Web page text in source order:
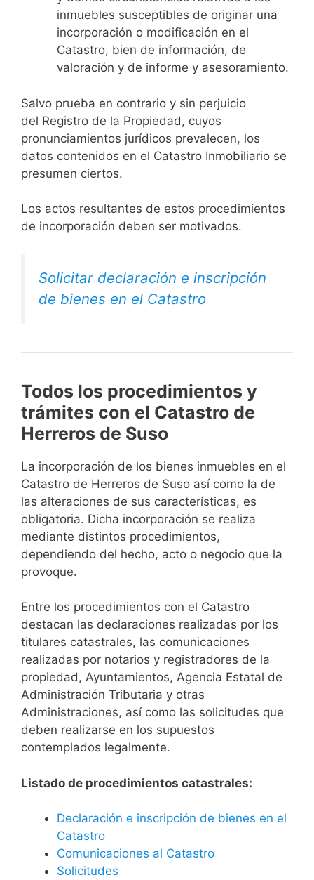
inmuebles susceptibles de originar una
incorporación o modificación en el
Catastro, bien de información, de
valoración y de informe y asesoramiento.
Salvo prueba en contrario y sin perjuicio
del Registro de la Propiedad, cuyos
pronunciamientos jurídicos prevalecen, los
datos contenidos en el Catastro Inmobiliario se
presumen ciertos.
Los actos resultantes de estos procedimientos
de incorporación deben ser motivados.
Solicitar declaración e inscripción
de bienes en el Catastro
Todos los procedimientos y
trámites con el Catastro de
Herreros de Suso
La incorporación de los bienes inmuebles en el
Catastro de Herreros de Suso así como la de
las alteraciones de sus características, es
obligatoria. Dicha incorporación se realiza
mediante distintos procedimientos,
dependiendo del hecho, acto o negocio que la
provoque.
Entre los procedimientos con el Catastro
destacan las declaraciones realizadas por los
titulares catastrales, las comunicaciones
realizadas por notarios y registradores de la
propiedad, Ayuntamientos, Agencia Estatal de
Administración Tributaria y otras
Administraciones, así como las solicitudes que
deben realizarse en los supuestos
contemplados legalmente.
Listado de procedimientos catastrales:
Declaración e inscripción de bienes en el
Catastro
Comunicaciones al Catastro
Solicitudes